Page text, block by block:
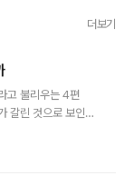
더보기
고 불리우는 4편
갈린 것으로 보인
분히, 아니 이보다